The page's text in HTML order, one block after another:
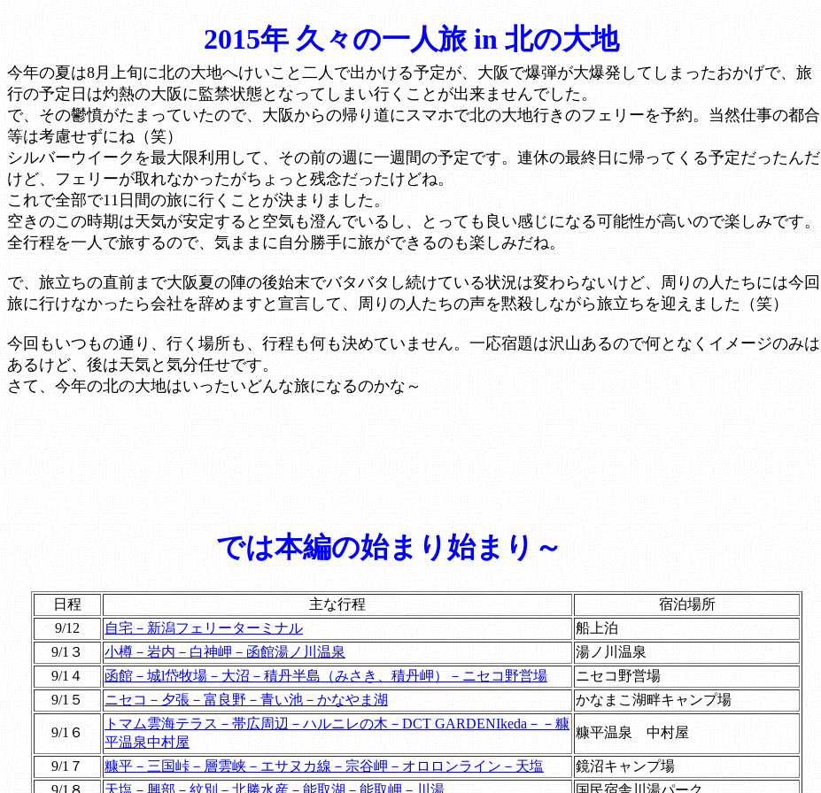
今年の夏は8月上旬に北の大地へけいこと二人で出かける予定が、大阪で爆弾が大爆発してしまったおかげで、旅
行の予定日は灼熱の大阪に監禁状態となってしまい行くことが出来ませんでした。
で、その鬱憤がたまっていたので、大阪からの帰り道にスマホで北の大地行きのフェリーを予約。当然仕事の都合
等は考慮せずにね（笑）
シルバーウイークを最大限利用して、その前の週に一週間の予定です。連休の最終日に帰ってくる予定だったんだ
けど、フェリーが取れなかったがちょっと残念だったけどね。
これで全部で11日間の旅に行くことが決まりました。
空きのこの時期は天気が安定すると空気も澄んでいるし、とっても良い感じになる可能性が高いので楽しみです。
全行程を一人で旅するので、気ままに自分勝手に旅ができるのも楽しみだね。
で、旅立ちの直前まで大阪夏の陣の後始末でバタバタし続けている状況は変わらないけど、周りの人たちには今回
旅に行けなかったら会社を辞めますと宣言して、周りの人たちの声を黙殺しながら旅立ちを迎えました（笑）
今回もいつもの通り、行く場所も、行程も何も決めていません。一応宿題は沢山あるので何となくイメージのみは
あるけど、後は天気と気分任せです。
さて、今年の北の大地はいったいどんな旅になるのかな～
日程 主な行程
宿泊場所
9/12
自宅－新潟フェリーターミナル
船上泊
9/1３
小樽－岩内－白神岬－函館湯ノ川温泉
湯ノ川温泉
9/1４
函館－城l岱牧場－大沼－積丹半島（みさき、積丹岬）－ニセコ野営場
ニセコ野営場
9/1５
ニセコ－夕張－富良野－青い池－かなやま湖 かなまこ湖畔キャンプ場
9/1６
トマム雲海テラス－帯広周辺－ハルニレの木－DCT GARDENIkeda－－糠
平温泉中村屋
糠平温泉 中村屋
9/1７ 糠平－三国峠－層雲峡－エサヌカ線－宗谷岬－オロロンライン－天塩
鏡沼キャンプ場
9/1８
天塩－興部－紋別－北勝水産－能取湖－能取岬－川湯 国民宿舎川湯パーク
2015年 久々の一人旅 in 北の大地
では本編の始まり始まり～